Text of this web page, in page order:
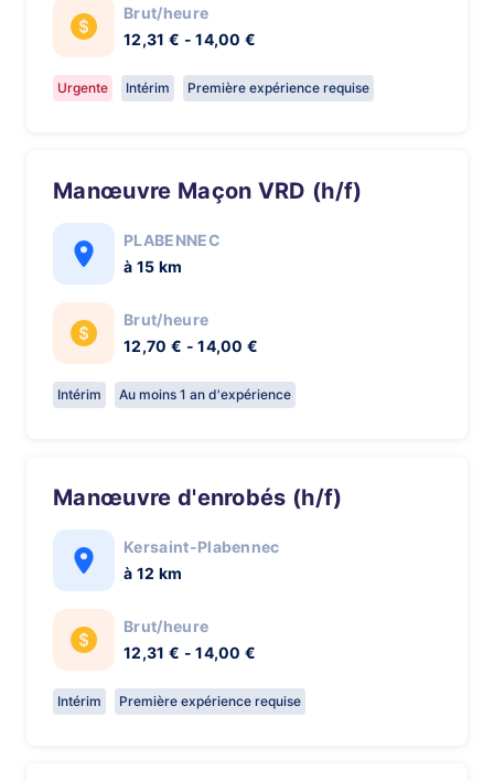
Brut/heure
12,31 € - 14,00 €
Urgente Intérim Première expérience requise
Manœuvre Maçon VRD (h/f)
PLABENNEC
à 15 km
Brut/heure
12,70 € - 14,00 €
Intérim Au moins 1 an d'expérience
Manœuvre d'enrobés (h/f)
Kersaint-Plabennec
à 12 km
Brut/heure
12,31 € - 14,00 €
Intérim Première expérience requise